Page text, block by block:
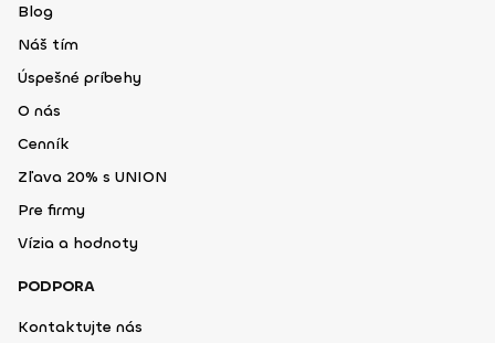
Blog
Náš tím
Úspešné príbehy
O nás
Cenník
Zľava 20% s UNION
Pre firmy
Vízia a hodnoty
PODPORA
Kontaktujte nás